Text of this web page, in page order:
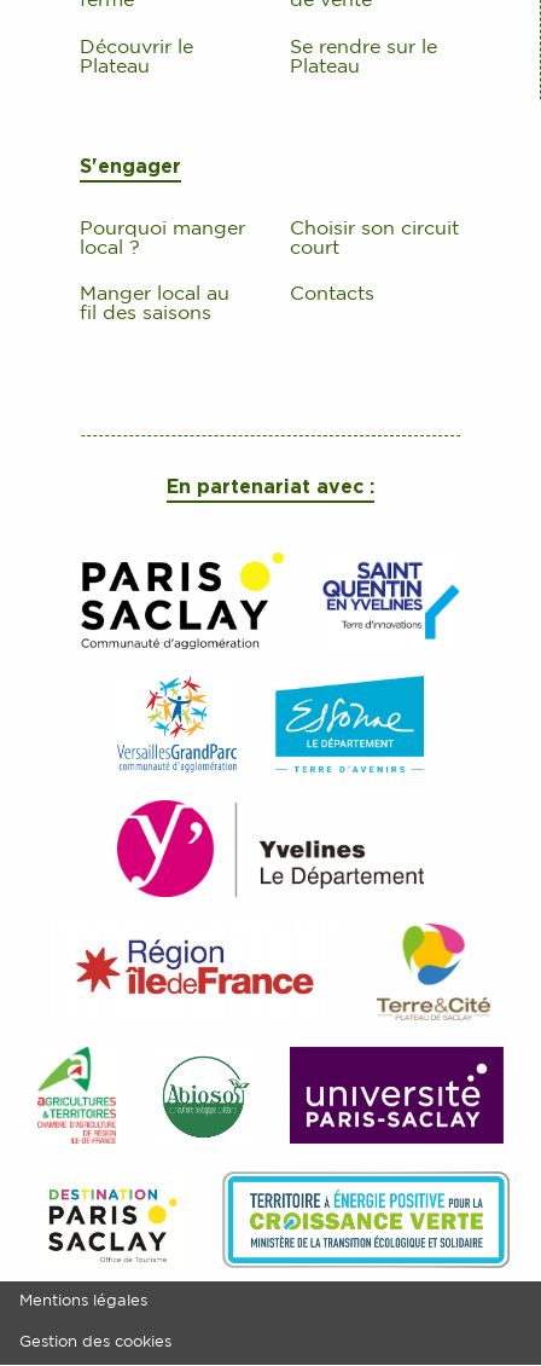
Découvrir le
Plateau
Se rendre sur le
Plateau
S'engager
Pourquoi manger
local ?
Choisir son circuit
court
Manger local au
fil des saisons
Contacts
En partenariat avec :
Mentions légales
Gestion des cookies